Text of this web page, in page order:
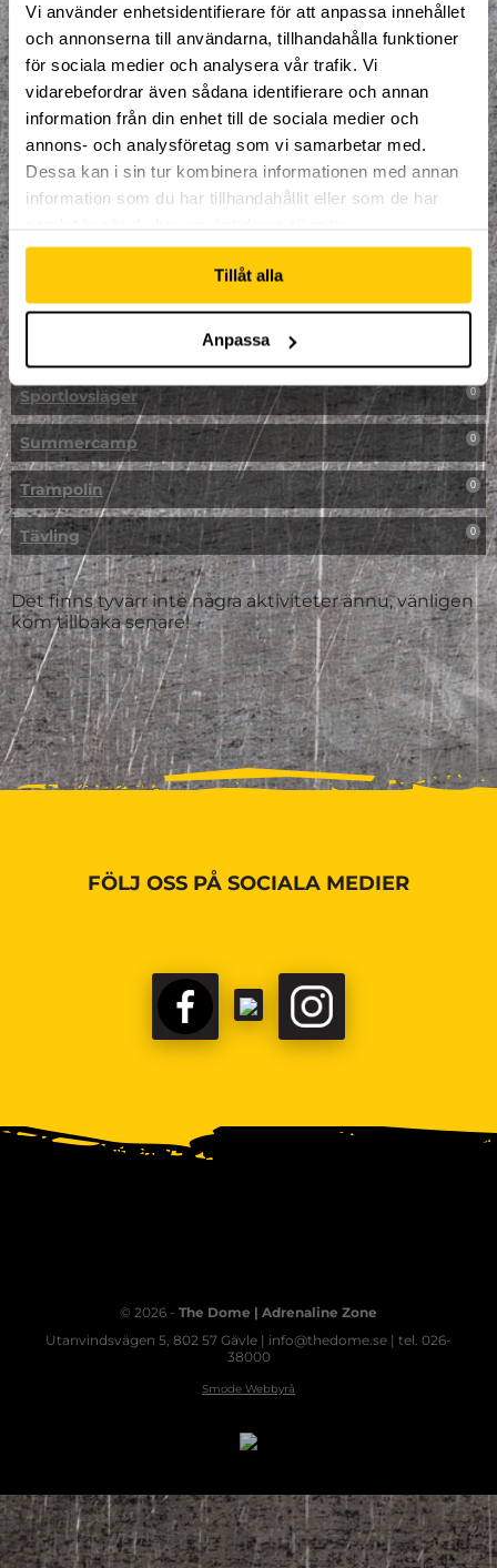
Vi använder enhetsidentifierare för att anpassa innehållet
och annonserna till användarna, tillhandahålla funktioner
för sociala medier och analysera vår trafik. Vi
vidarebefordrar även sådana identifierare och annan
information från din enhet till de sociala medier och
annons- och analysföretag som vi samarbetar med.
Dessa kan i sin tur kombinera informationen med annan
information som du har tillhandahållit eller som de har
Tillåt alla
Anpassa
Multisport
Mässa
NPF-Träning
Parkour
Påsk på Dome
Påsklovsläger 0
Skateboard 0
Sportlovsläger 0
Summercamp 0
Trampolin 0
Tävling 0
Det finns tyvärr inte några aktiviteter ännu, vänligen
kom tillbaka senare!
FÖLJ OSS PÅ SOCIALA MEDIER
© 2026 - The Dome | Adrenaline Zone
Utanvindsvägen 5, 802 57 Gävle | info@thedome.se | tel. 026-
38000
Smode Webbyrå